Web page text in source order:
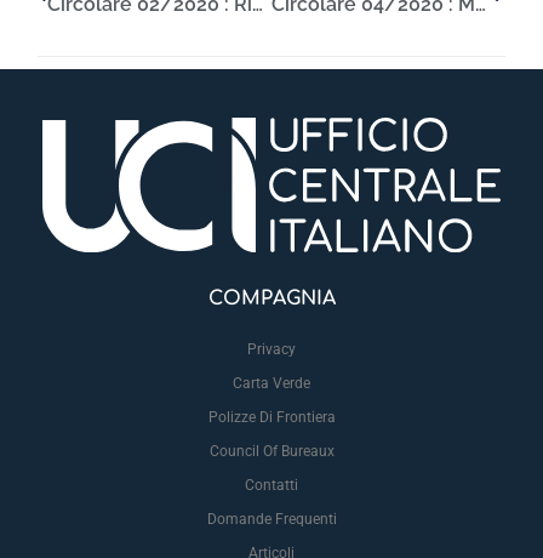
COMPAGNIA
Privacy
Carta Verde
Polizze Di Frontiera
Council Of Bureaux
Contatti
Domande Frequenti
Articoli